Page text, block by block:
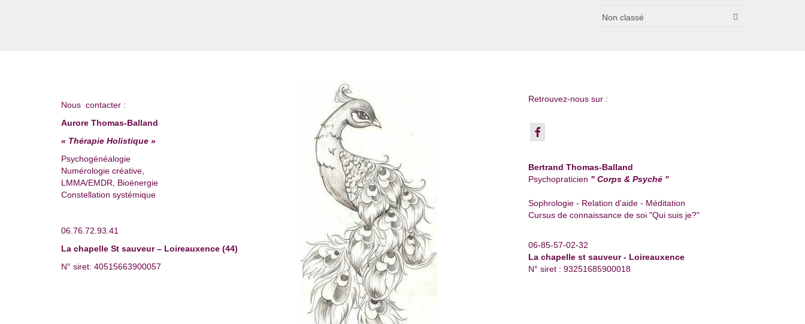
Non classé
Nous contacter :
Aurore Thomas-Balland
« Thérapie Holistique »
Psychogénéalogie
Numérologie créative,
LMMA/EMDR, Bioénergie
Constellation systémique
06.76.72.93.41
La chapelle St sauveur – Loireauxence (44)
N° siret: 40515663900057
Retrouvez-nous sur :
Bertrand Thomas-Balland
Psychopraticien " Corps & Psyché "
Sophrologie - Relation d'aide - Méditation
Cursus de connaissance de soi "Qui suis je?"
06-85-57-02-32
La chapelle st sauveur - Loireauxence
N° siret : 93251685900018